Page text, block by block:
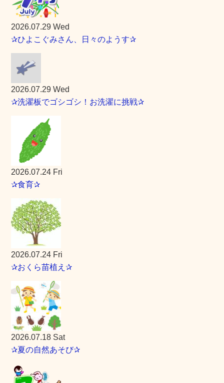
2026.07.29 Wed
✰ひよこぐみさん、日々のようす✰
2026.07.29 Wed
✰洗濯板でゴシゴシ！お洗濯に挑戦✰
2026.07.24 Fri
✰食育✰
2026.07.24 Fri
✰おくら苗植え✰
2026.07.18 Sat
✰夏の自然あそび✰